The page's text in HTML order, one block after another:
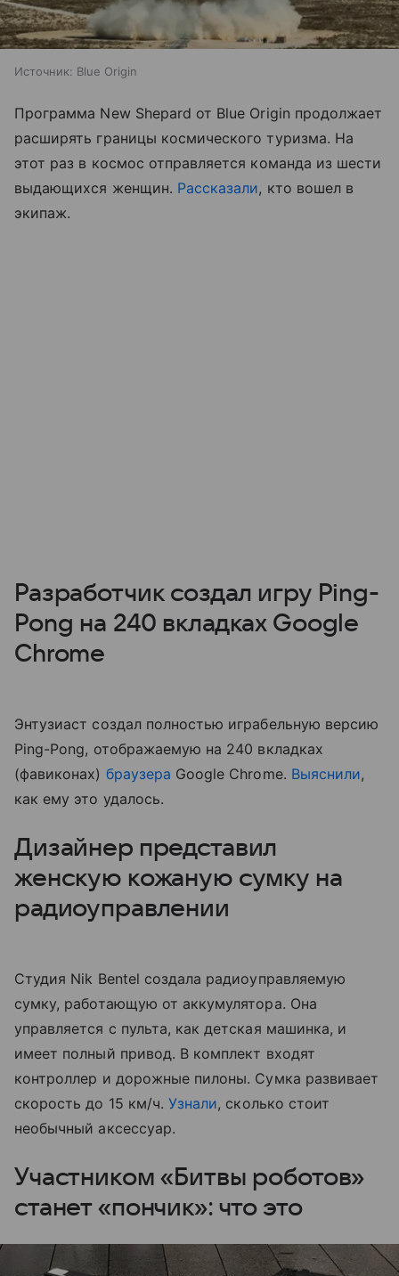
Источник: Blue Origin
Программа New Shepard от Blue Origin продолжает
расширять границы космического туризма. На
этот раз в космос отправляется команда из шести
выдающихся женщин. Рассказали, кто вошел в
экипаж.
Разработчик создал игру Ping-
Pong на 240 вкладках Google
Chrome
Энтузиаст создал полностью играбельную версию
Ping-Pong, отображаемую на 240 вкладках
(фавиконах) браузера Google Chrome. Выяснили,
как ему это удалось.
Дизайнер представил
женскую кожаную сумку на
радиоуправлении
Студия Nik Bentel создала радиоуправляемую
сумку, работающую от аккумулятора. Она
управляется с пульта, как детская машинка, и
имеет полный привод. В комплект входят
контроллер и дорожные пилоны. Сумка развивает
скорость до 15 км/ч.Узнали, сколько стоит
необычный аксессуар.
Участником «Битвы роботов»
станет «пончик»: что это